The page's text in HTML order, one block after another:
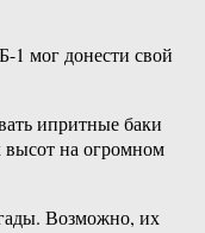
1 мог донести свой
ипритные баки
высот на огромном
Возможно, их